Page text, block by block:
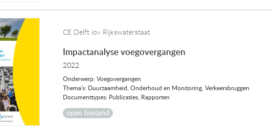
CE Delft iov Rijkswaterstaat
Impactanalyse voegovergangen
2022
Onderwerp: Voegovergangen
Thema's: Duurzaamheid, Onderhoud en Monitoring, Verkeersbruggen
Documenttypes: Publicaties, Rapporten
open bestand